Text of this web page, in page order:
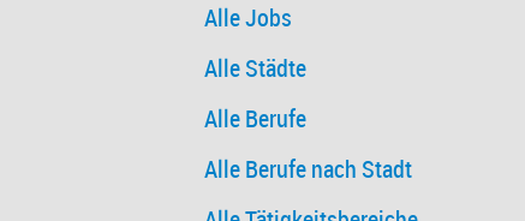
Alle Jobs
Alle Städte
Alle Berufe
Alle Berufe nach Stadt